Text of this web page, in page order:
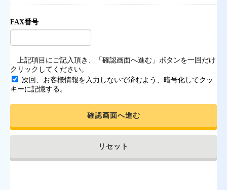
FAX番号
上記項目にご記入頂き、「確認画面へ進む」ボタンを一回だけ
クリックしてください。
次回、お客様情報を入力しないで済むよう、暗号化してクッ
キーに記憶する。
確認画面へ進む
リセット